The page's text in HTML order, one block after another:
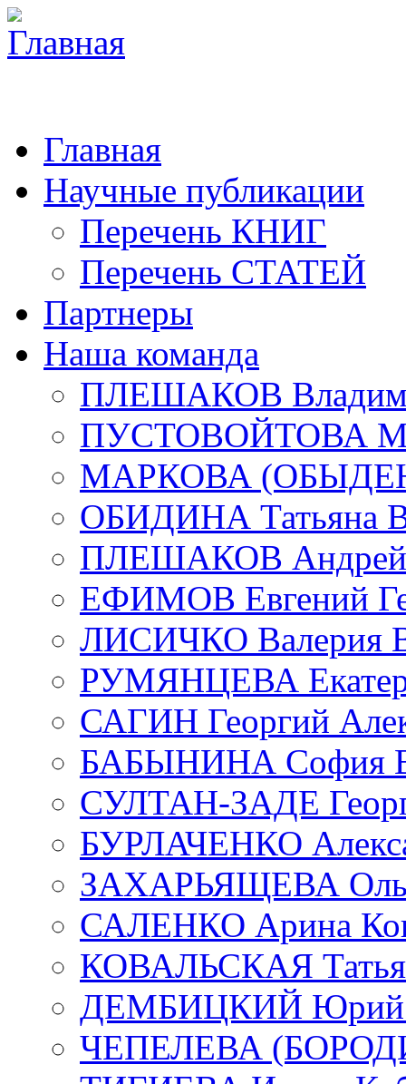
Главная
Научные публикации
Перечень КНИГ
Перечень СТАТЕЙ
Партнеры
Наша команда
ПЛЕШАКОВ
ПУСТОВОЙТОВА
МАРКОВА
ОБИДИНА Татьяна
ПЛЕШАКОВ Андрей
ЕФИМОВ Евгений
ЛИСИЧКО Валерия
РУМЯНЦЕВА
САГИН Георгий
БАБЫНИНА София
СУЛТАН-ЗАДЕ
БУРЛАЧЕНКО
ЗАХАРЬЯЩЕВА
САЛЕНКО Арина
КОВАЛЬСКАЯ
ДЕМБИЦКИЙ Юрий
ЧЕПЕЛЕВА